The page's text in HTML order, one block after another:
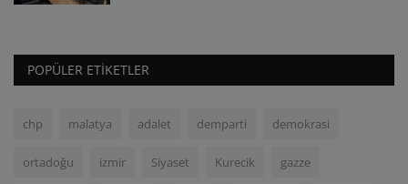
POPÜLER ETIKETLER
chp malatya adalet demparti demokrasi
ortadoğu izmir Siyaset Kurecik gazze